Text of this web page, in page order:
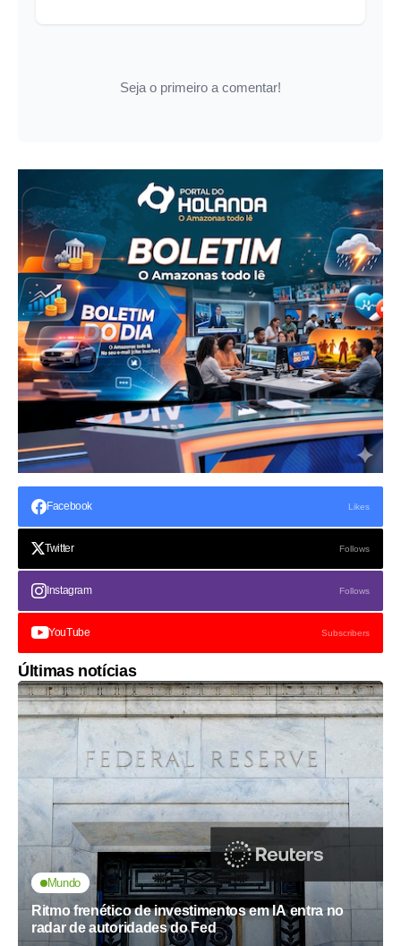
Seja o primeiro a comentar!
Facebook Likes
Twitter Follows
Instagram Follows
YouTube Subscribers
Últimas notícias
Mundo
Ritmo frenético de investimentos em IA entra no
radar de autoridades do Fed